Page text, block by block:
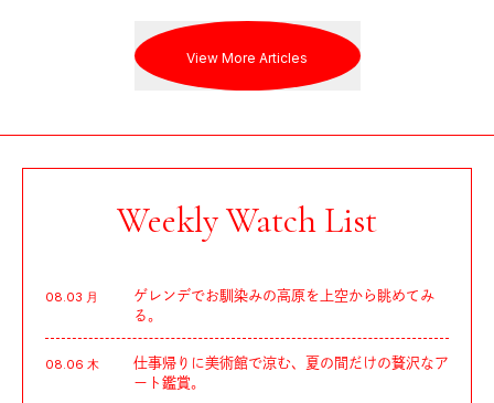
View More Articles
Weekly Watch List
08.03 月
ゲレンデでお馴染みの高原を上空から眺めてみ
る。
08.06 木
仕事帰りに美術館で涼む、夏の間だけの贅沢なア
ート鑑賞。